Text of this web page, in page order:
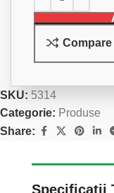
Compare
SKU: 5314
Categorie: Produse
Share:
Specificații